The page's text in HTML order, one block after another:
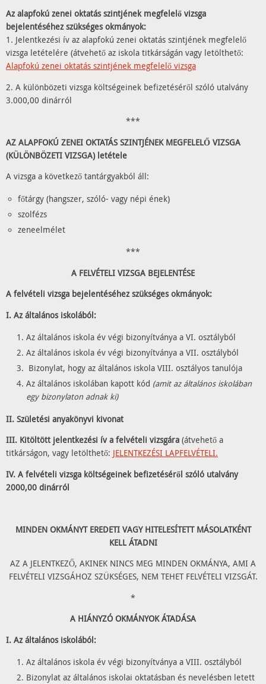
Az alapfokú zenei oktatás szintjének megfelelő vizsga
bejelentéséhez szükséges okmányok:
1. Jelentkezési ív az alapfokú zenei oktatás szintjének megfelelő
vizsga letételére (átvehető az iskola titkárságán vagy letölthető:
Alapfokú zenei oktatás szintjének megfelelő vizsga
2. A különbözeti vizsga költségeinek befizetéséről szóló utalvány
3.000,00 dinárról
***
AZ ALAPFOKÚ ZENEI OKTATÁS SZINTJÉNEK MEGFELELŐ VIZSGA
(KÜLÖNBÖZETI VIZSGA) letétele
A vizsga a következő tantárgyakból áll:
főtárgy (hangszer, szóló- vagy népi ének)
szolfézs
zeneelmélet
***
A FELVÉTELI VIZSGA BEJELENTÉSE
A felvételi vizsga bejelentéséhez szükséges okmányok:
I. Az általános iskolából:
Az általános iskola év végi bizonyítványa a VI. osztályból
Az általános iskola év végi bizonyítványa a VII. osztályból
Bizonylat, hogy az általános iskola VIII. osztályos tanulója
Az általános iskolában kapott kód (amit az általános iskolában
egy bizonylaton adnak ki)
II. Születési anyakönyvi kivonat
III. Kitöltött jelentkezési ív a felvételi vizsgára (átvehető a
titkárságon, vagy letölthető: JELENTKEZÉSI LAPFELVÉTELI.
IV. A felvételi vizsga költségeinek befizetéséről szóló utalvány
2000,00 dinárról
MINDEN OKMÁNYT EREDETI VAGY HITELESÍTETT MÁSOLATKÉNT
KELL ÁTADNI
AZ A JELENTKEZŐ, AKINEK NINCS MEG MINDEN OKMÁNYA, AMI A
FELVÉTELI VIZSGÁHOZ SZÜKSÉGES, NEM TEHET FELVÉTELI VIZSGÁT.
*
A HIÁNYZÓ OKMÁNYOK ÁTADÁSA
I. Az általános iskolából:
Az általános iskola év végi bizonyítványa a VIII. osztályból
Bizonylat az általános iskolai oktatásban és nevelésben letett